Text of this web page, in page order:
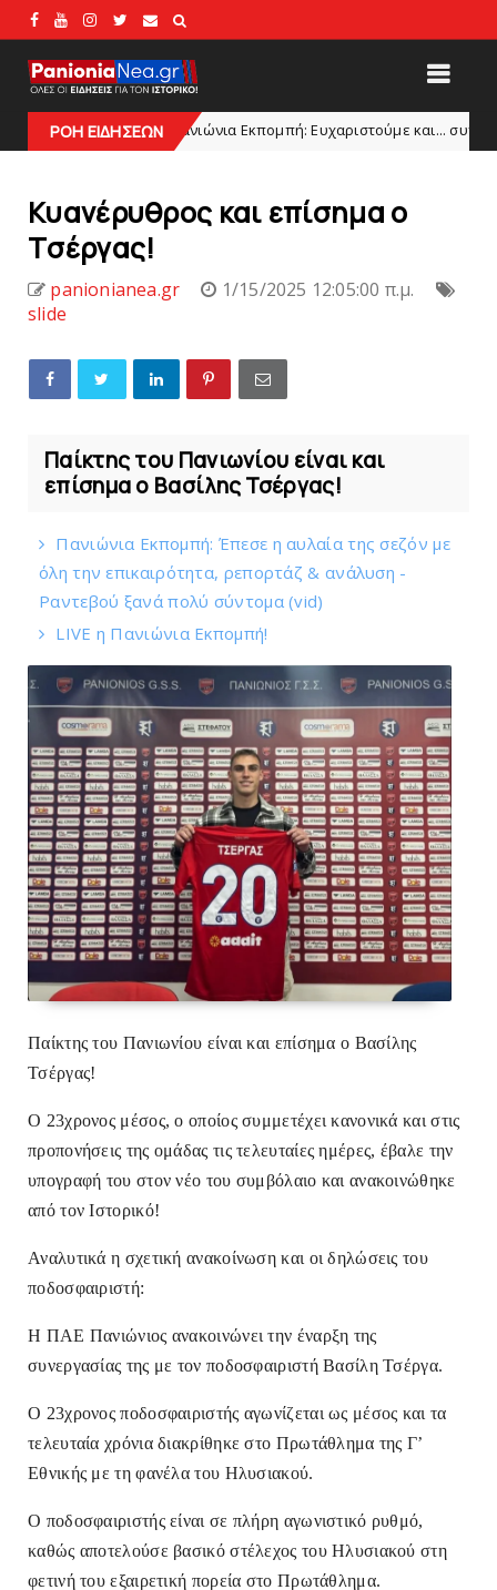
ΡΟΗ ΕΙΔΗΣΕΩΝ
Πανιώνια Εκπομπή: Eυχαριστούμε και... συνεχίζουμε!
Kυανέρυθρος και επίσημα ο
Tσέργας!
panionianea.gr
1/15/2025 12:05:00 π.μ.
slide
Παίκτης του Πανιωνίου είναι και
επίσημα ο Βασίλης Τσέργας!
Πανιώνια Εκπομπή: Έπεσε η αυλαία της σεζόν με
όλη την επικαιρότητα, ρεπορτάζ & ανάλυση -
Ραντεβού ξανά πολύ σύντομα (vid)
LIVE η Πανιώνια Εκπομπή!
Παίκτης του Πανιωνίου είναι και επίσημα ο Βασίλης
Τσέργας!
Ο 23χρονος μέσος, ο οποίος συμμετέχει κανονικά και στις
προπονήσεις της ομάδας τις τελευταίες ημέρες, έβαλε την
υπογραφή του στον νέο του συμβόλαιο και ανακοινώθηκε
από τον Ιστορικό!
Αναλυτικά η σχετική ανακοίνωση και οι δηλώσεις του
ποδοσφαιριστή:
Η ΠΑΕ Πανιώνιος ανακοινώνει την έναρξη της
συνεργασίας της με τον ποδοσφαιριστή Βασίλη Τσέργα.
Ο 23χρονος ποδοσφαιριστής αγωνίζεται ως μέσος και τα
τελευταία χρόνια διακρίθηκε στο Πρωτάθλημα της Γ’
Εθνικής με τη φανέλα του Ηλυσιακού.
Ο ποδοσφαιριστής είναι σε πλήρη αγωνιστικό ρυθμό,
καθώς αποτελούσε βασικό στέλεχος του Ηλυσιακού στη
φετινή του εξαιρετική πορεία στο Πρωτάθλημα.